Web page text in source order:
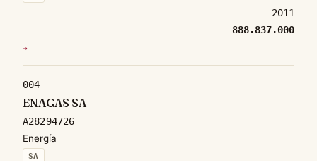
2011
888.837.000
→
004
ENAGAS SA
A28294726
Energía
SA